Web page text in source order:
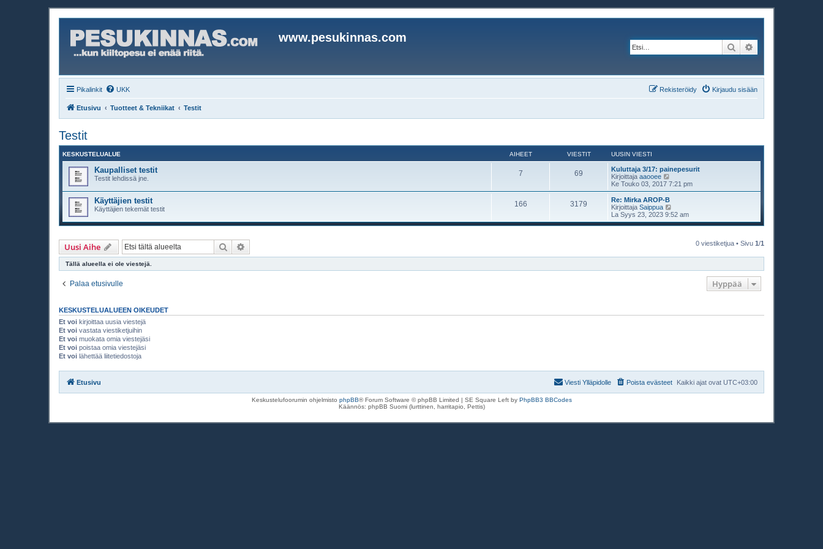
www.pesukinnas.com
Etsi
Pikalinkit UKK Kirjaudu sisään
Rekisteröidy
Etusivu Tuotteet & Tekniikat Testit
Testit
KESKUSTELUALUE AIHEET VIESTIT UUSIN VIESTI
Kaupalliset testit
Testit lehdissä jne.
7 69
Kuluttaja 3/17: painepesurit
Kirjoittaja aaooee
ä
y
ä
u
s
i
s
Ke Touko 03, 2017 7:21 pm
Käyttäjien testit
Käyttäjien tekemät testit
166 3179
Re: Mirka AROP-B
Kirjoittaja Saippua
ä
y
t
s
n
i
La Syys 23, 2023 9:52 am
Uusi Aihe Etsi 0 viestiketjua • Sivu 1/1
Tällä alueella ei ole viestejä.
Palaa etusivulle Hyppää
KESKUSTELUALUEEN OIKEUDET
Et voi kirjoittaa uusia viestejä
Et voi vastata viestiketjuihin
Et voi muokata omia viestejäsi
Et voi poistaa omia viestejäsi
Et voi lähettää liitetiedostoja
Etusivu Kaikki ajat ovat UTC+03:00
Poista evästeet
Viesti Ylläpidolle
Keskustelufoorumin ohjelmisto phpBB® Forum Software © phpBB Limited | SE Square Left by PhpBB3 BBCodes
Käännös: phpBB Suomi (lurttinen, harritapio, Pettis)